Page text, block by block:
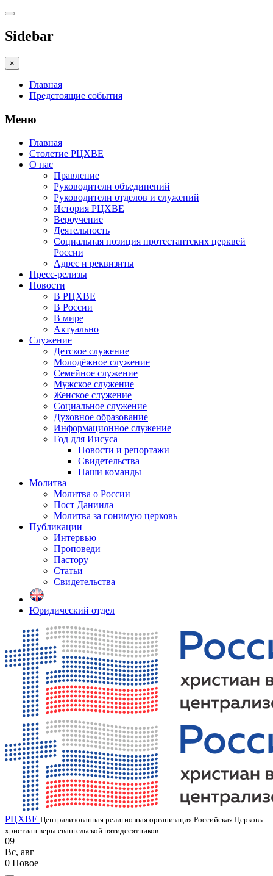
Sidebar
×
Главная
Предстоящие события
Меню
Главная
Столетие РЦХВЕ
О нас
Правление
Руководители объединений
Руководители отделов и служений
История РЦХВЕ
Вероучение
Деятельность
Социальная позиция протестантских церквей
России
Адрес и реквизиты
Пресс-релизы
Новости
В РЦХВЕ
В России
В мире
Актуально
Служение
Детское служение
Молодёжное служение
Семейное служение
Мужское служение
Женское служение
Социальное служение
Духовное образование
Информационное служение
Год для Иисуса
Новости и репортажи
Свидетельства
Наши команды
Молитва
Молитва о России
Пост Даниила
Молитва за гонимую церковь
Публикации
Интервью
Проповеди
Пастору
Статьи
Свидетельства
Юридический отдел
РЦХВЕ Централизованная религиозная организация Российская Церковь
христиан веры евангельской пятидесятников
09
Вс, авг
0 Новое